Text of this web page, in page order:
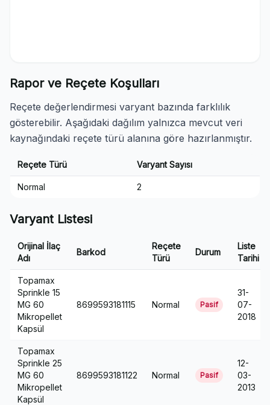
Rapor ve Reçete Koşulları
Reçete değerlendirmesi varyant bazında farklılık
gösterebilir. Aşağıdaki dağılım yalnızca mevcut veri
kaynağındaki reçete türü alanına göre hazırlanmıştır.
Reçete Türü Varyant Sayısı
Normal 2
Varyant Listesi
Orijinal İlaç
Adı
Barkod
Reçete
Türü
Durum
Liste
Tarihi
Topamax
Sprinkle 15
MG 60
Mikropellet
Kapsül
8699593181115 Normal Pasif
31-
07-
2018
Topamax
Sprinkle 25
MG 60
Mikropellet
Kapsül
8699593181122 Normal Pasif
12-
03-
2013